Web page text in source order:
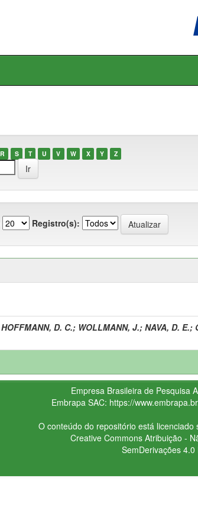
R S T U V W X Y Z
Registro(s):
HOFFMANN, D. C.; WOLLMANN, J.; NAVA, D. E.;
Empresa Brasileira de Pesquisa
Embrapa SAC: https://
O conteúdo do repositório está licenciado
Creative CommonsAtribuição -
SemDerivações